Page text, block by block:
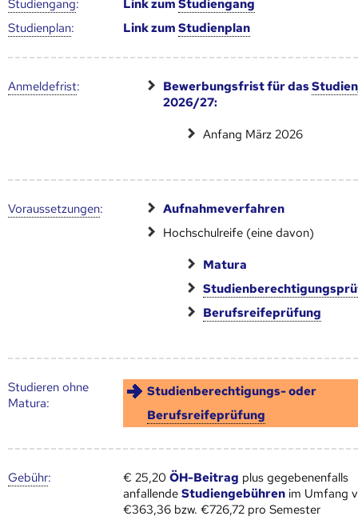
Studien­gang: Link zumStudien­gang
Studien­plan: Link zumStudien­plan
Anmelde­frist: Bewerbungsfrist für das
2026/27:
Anfang März 2026
Voraus­setzungen:
Aufnahmeverfahren
Hochschulreife (eine davon)
Matura
Berufsreifeprüfung
Studieren ohne
Matura:
Studienberechtigungs- oder
Berufsreifeprüfung
Gebühr: € 25,20ÖH-Beitrag plus gegebenenfalls
anfallendeStudiengebühren im Umfang
€363,36 bzw. €726,72 pro Semester